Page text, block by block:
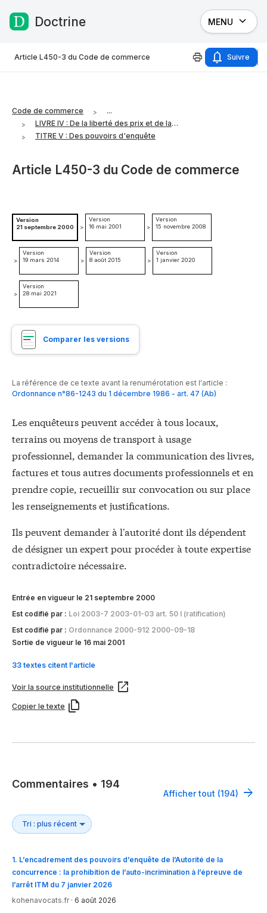
Passer au contenu
Doctrine MENU
Article L450-3 du Code de commerce Suivre
Code de commerce
...
LIVRE IV : De la liberté des prix et de la concurrence
TITRE V : Des pouvoirs d'enquête
Article L450-3 du Code de commerce
Version
21 septembre 2000
>
Version
16 mai 2001
>
Version
15 novembre 2008
>
Version
19 mars 2014
>
Version
8 août 2015
>
Version
1 janvier 2020
>
Version
28 mai 2021
Comparer les versions
La référence de ce texte avant la renumérotation est l'article :
Ordonnance n°86-1243 du 1 décembre 1986 - art. 47 (Ab)
Les enquêteurs peuvent accéder à tous locaux,
terrains ou moyens de transport à usage
professionnel, demander la communication des livres,
factures et tous autres documents professionnels et en
prendre copie, recueillir sur convocation ou sur place
les renseignements et justifications.
Ils peuvent demander à l'autorité dont ils dépendent
de désigner un expert pour procéder à toute expertise
contradictoire nécessaire.
Entrée en vigueur le 21 septembre 2000
Est codifié par : Loi 2003-7 2003-01-03 art. 50 I (ratification)
Est codifié par : Ordonnance 2000-912 2000-09-18
Sortie de vigueur le 16 mai 2001
33 textes citent l'article
Voir la source institutionnelle
Copier le texte
Commentaires • 194
Afficher tout (194)
1. L’encadrement des pouvoirs d’enquête de l’Autorité de la
concurrence : la prohibition de l’auto-incrimination à l’épreuve de
l’arrêt ITM du 7 janvier 2026
kohenavocats.fr· 6 août 2026